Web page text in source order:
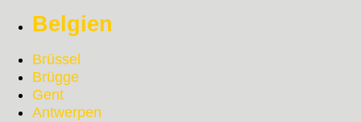
Belgien
Brüssel
Brügge
Gent
Antwerpen